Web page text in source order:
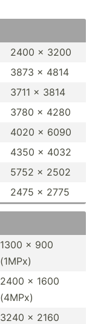
2400 x 3200
3873 x 4814
3711 x 3814
3780 x 4280
4020 x 6090
4350 x 4032
5752 x 2502
2475 x 2775
1300 x 900
(1MPx)
2400 x 1600
(4MPx)
3240 x 2160